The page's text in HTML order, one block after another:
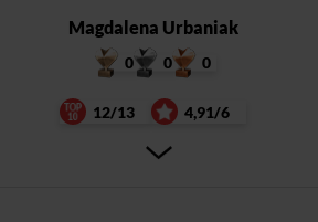
Magdalena Urbaniak
0 0 0
12/13 4,91/6